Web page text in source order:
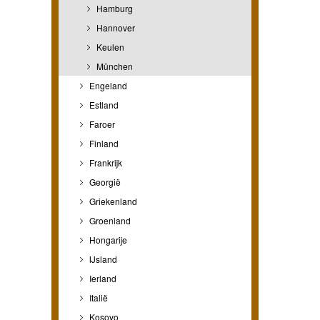
Hamburg
Hannover
Keulen
München
Engeland
Estland
Faroer
Finland
Frankrijk
Georgië
Griekenland
Groenland
Hongarije
IJsland
Ierland
Italië
Kosovo